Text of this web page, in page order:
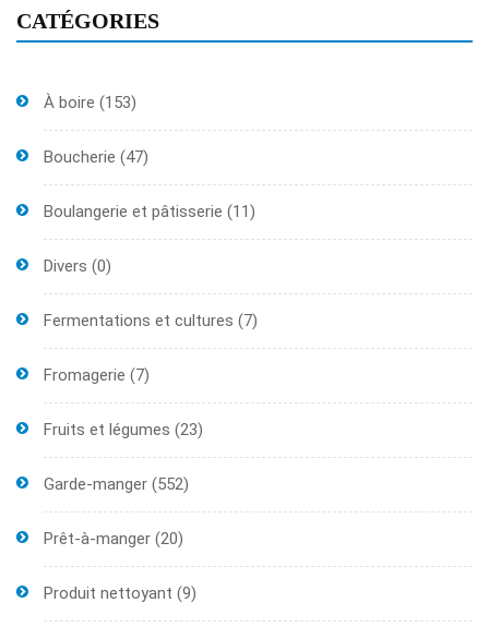
CATÉGORIES
À boire (153)
Boucherie (47)
Boulangerie et pâtisserie (11)
Divers (0)
Fermentations et cultures (7)
Fromagerie (7)
Fruits et légumes (23)
Garde-manger (552)
Prêt-à-manger (20)
Produit nettoyant (9)